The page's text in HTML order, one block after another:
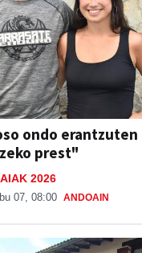
ondo
prest"
2026
abu 07, 08:00